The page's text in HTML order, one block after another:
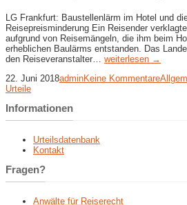
LG Frankfurt: Baustellenlärm im Hotel und
Reisepreisminderung Ein Reisender
aufgrund von Reisemängeln, die ihm beim
erheblichen Baulärms entstanden. Das
den Reiseveranstalter… weiterlesen →
22. Juni 2018adminKeine Kommentare
Urteile
Informationen
Urteilsdatenbank
Kontakt
Fragen?
Anwälte für Reiserecht